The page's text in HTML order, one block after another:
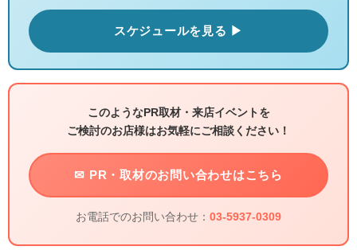
スケジュールを見る ▶
このようなPR取材・来店イベントを
ご検討のお店様はお気軽にご相談ください！
✉ PR・取材のお問い合わせはこちら
お電話でのお問い合わせ： 03-5937-0309